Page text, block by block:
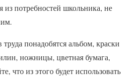
из потребностей школьника, не
понадобятся альбом, краски
ножницы, цветная бумага,
что из этого будет использовать